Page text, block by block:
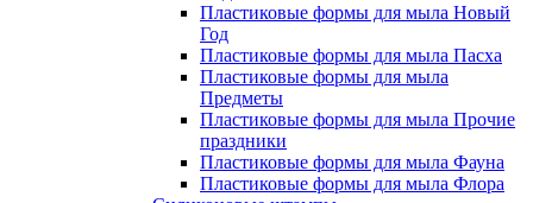
Пластиковые формы для мыла Новый
Год
Пластиковые формы для мыла Пасха
Пластиковые формы для мыла
Предметы
Пластиковые формы для мыла Прочие
праздники
Пластиковые формы для мыла Фауна
Пластиковые формы для мыла Флора